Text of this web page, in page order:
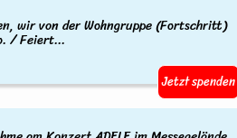
wir von der Wohngruppe (Fortschritt)
/ Feiert...
Jetzt spenden